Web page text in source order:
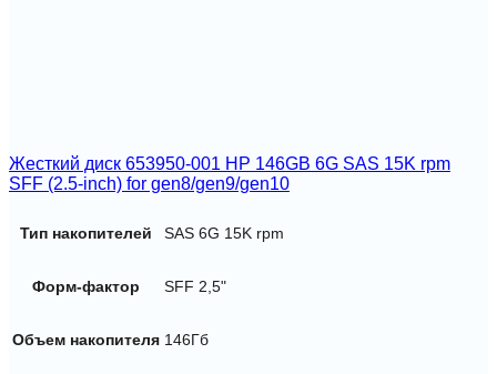
Жесткий диск 653950-001 HP 146GB 6G SAS 15K rpm
SFF (2.5-inch) for gen8/gen9/gen10
Тип накопителей SAS 6G 15K rpm
Форм-фактор SFF 2,5"
Объем накопителя 146Гб